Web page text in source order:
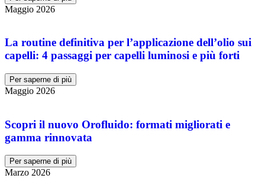
Maggio 2026
La routine definitiva per l’applicazione dell’olio sui
capelli: 4 passaggi per capelli luminosi e più forti
Per saperne di più
Maggio 2026
Scopri il nuovo Orofluido: formati migliorati e
gamma rinnovata
Per saperne di più
Marzo 2026